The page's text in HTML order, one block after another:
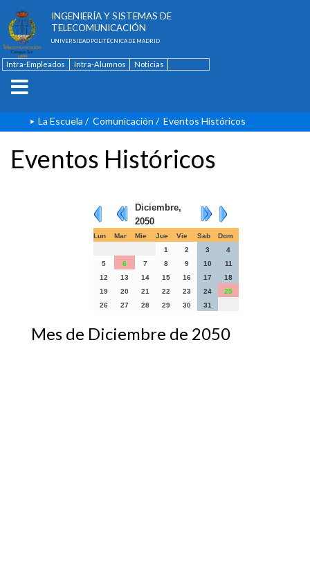
INGENIERÍA Y SISTEMAS DE
TELECOMUNICACIÓN
UNIVERSIDAD POLITÉCNICA DE MADRID
Intra-Empleados Intra-Alumnos
Noticias
La Escuela / Comunicación / Eventos Históricos
Eventos Históricos
Diciembre,
2050
Lun Mar Mie Jue Vie Sab
Dom
1
2 3
4
5
6 7 8 9 10
11
12
13 14 15 16 17
18
19
20 21 22 23 24
25
26
27 28 29 30 31
Mes de Diciembre de 2050